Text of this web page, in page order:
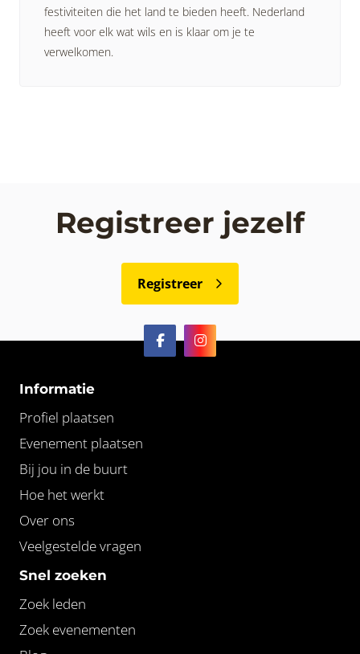
festiviteiten die het land te bieden heeft. Nederland
heeft voor elk wat wils en is klaar om je te
verwelkomen.
Registreer jezelf
Registreer
Informatie
Profiel plaatsen
Evenement plaatsen
Bij jou in de buurt
Hoe het werkt
Over ons
Veelgestelde vragen
Snel zoeken
Zoek leden
Zoek evenementen